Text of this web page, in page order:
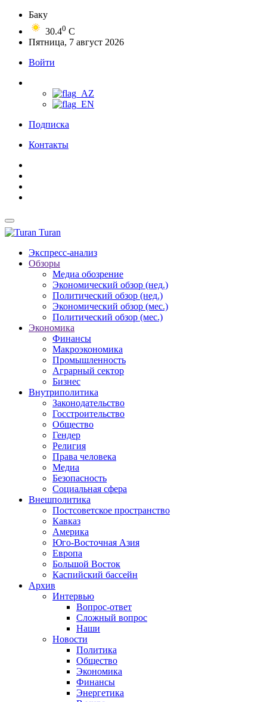
Баку
30.40 C
Пятница, 7 август 2026
Войти
Подписка
Контакты
Turan
Экспресс-анализ
Обзоры
Медиа обозрение
Экономический обзор (нед.)
Политический обзор (нед.)
Экономический обзор (мес.)
Политический обзор (мес.)
Экономика
Финансы
Макроэкономика
Промышленность
Аграрный сектор
Бизнес
Внутриполитика
Законодательство
Госстроительство
Общество
Гендер
Религия
Права человека
Медиа
Безопасность
Социальная сфера
Внешполитика
Постсоветское пространство
Кавказ
Америка
Юго-Восточная Азия
Европа
Большой Восток
Каспийский бассейн
Архив
Интервью
Вопрос-ответ
Сложный вопрос
Наши
Новости
Политика
Общество
Экономика
Финансы
Энергетика